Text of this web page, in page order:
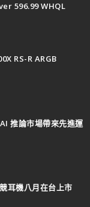
596.99 WHQL
RS-R ARGB
推論市場帶來先進運
耳機八月在台上市